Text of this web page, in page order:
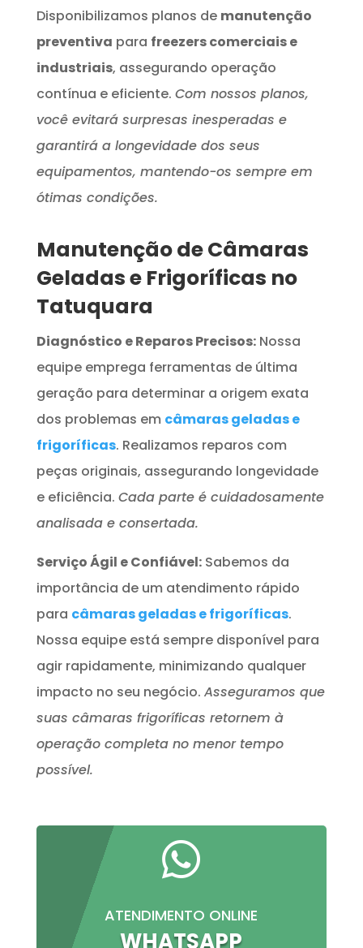
Disponibilizamos planos de manutenção
preventiva para freezers comerciais e
industriais, assegurando operação
contínua e eficiente. Com nossos planos,
você evitará surpresas inesperadas e
garantirá a longevidade dos seus
equipamentos, mantendo-os sempre em
ótimas condições.
Manutenção de Câmaras
Geladas e Frigoríficas no
Tatuquara
Diagnóstico e Reparos Precisos:Nossa
equipe emprega ferramentas de última
geração para determinar a origem exata
dos problemas em câmaras geladas e
frigoríficas. Realizamos reparos com
peças originais, assegurando longevidade
e eficiência. Cada parte é cuidadosamente
analisada e consertada.
Serviço Ágil e Confiável:Sabemos da
importância de um atendimento rápido
para câmaras geladas e frigoríficas.
Nossa equipe está sempre disponível para
agir rapidamente, minimizando qualquer
impacto no seu negócio. Asseguramos que
suas câmaras frigoríficas retornem à
operação completa no menor tempo
possível.

ATENDIMENTO ONLINE
WHATSAPP